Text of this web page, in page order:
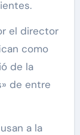
el director
como
de la
de entre
a la